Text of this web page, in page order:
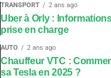
TRANSPORT 2 ans ago
Uber à Orly :
prise en charge
AUTO 2 ans ago
Chauffeur VTC :
sa Tesla en 2025 ?